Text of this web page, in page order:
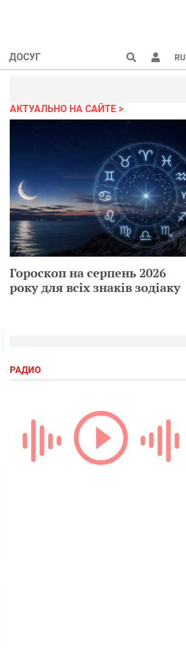
ДОСУГ RU
АКТУАЛЬНО НА САЙТЕ
Гороскоп на серпень 2026
року для всіх знаків зодіаку
РАДИО